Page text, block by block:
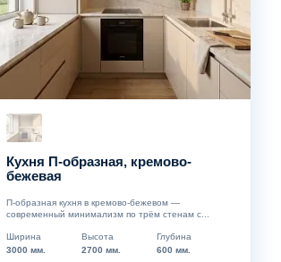
Кухня П-образная, кремово-
бежевая
П-образная кухня в кремово-бежевом —
современный минимализм по трём стенам с...
Ширина
3000 мм.
Высота
2700 мм.
Глубина
600 мм.